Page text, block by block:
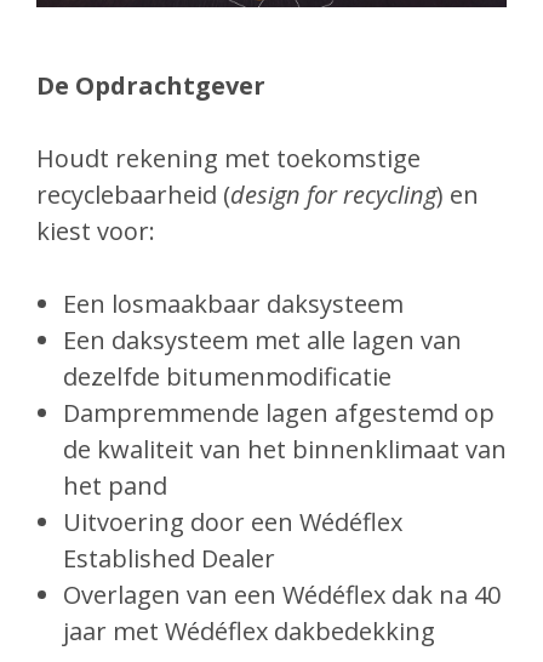
De Opdrachtgever
Houdt rekening met toekomstige
recyclebaarheid (design for recycling) en
kiest voor:
Een losmaakbaar daksysteem
Een daksysteem met alle lagen van
dezelfde bitumenmodificatie
Dampremmende lagen afgestemd op
de kwaliteit van het binnenklimaat van
het pand
Uitvoering door een Wédéflex
Established Dealer
Overlagen van een Wédéflex dak na 40
jaar met Wédéflex dakbedekking